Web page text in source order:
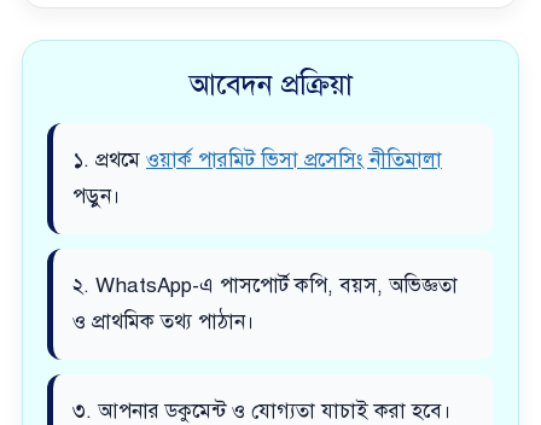
আবেদন প্রক্রিয়া
১. প্রথমে ওয়ার্ক পারমিট ভিসা প্রসেসিং নীতিমালা
পড়ুন।
২. WhatsApp-এ পাসপোর্ট কপি, বয়স, অভিজ্ঞতা
ও প্রাথমিক তথ্য পাঠান।
৩. আপনার ডকুমেন্ট ও যোগ্যতা যাচাই করা হবে।